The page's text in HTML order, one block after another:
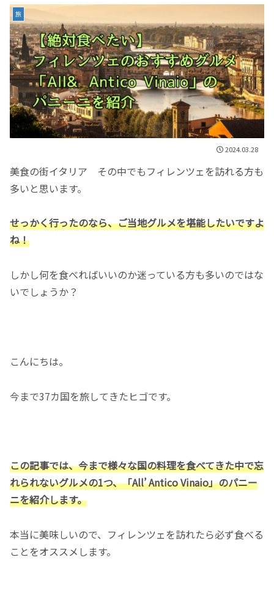
旅
2024.03.28
美食の街イタリア その中でもフィレンツェを訪れる方も
多いと思います。
せっかく行ったのなら、ご当地グルメを堪能したいですよ
ね！
しかし何を食べればいいのか迷っている方も多いのではな
いでしょうか？
こんにちは。
今まで37カ国を旅してきたヒゴです。
この記事では、今まで様々な国の料理を食べてきた中で忘
れられないグルメの1つ、「All’ Antico Vinaio」のパニー
ニを紹介します。
本当に美味しいので、フィレンツェを訪れたら必ず食べる
ことをオススメします。